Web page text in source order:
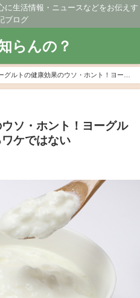
に生活情報・ニュースなどをお伝えす
ブログ
らんの？
グルトの健康効果のウソ・ホント！ヨーグ
ソ・ホント！ヨーグル
ワケではない